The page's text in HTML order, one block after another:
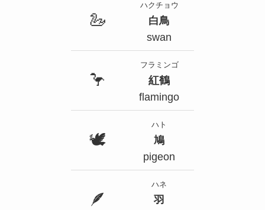
🦢
ハクチョウ
白鳥
swan
🦩
フラミンゴ
紅鶴
flamingo
🕊
ハト
鳩
pigeon
🪶
ハネ
羽